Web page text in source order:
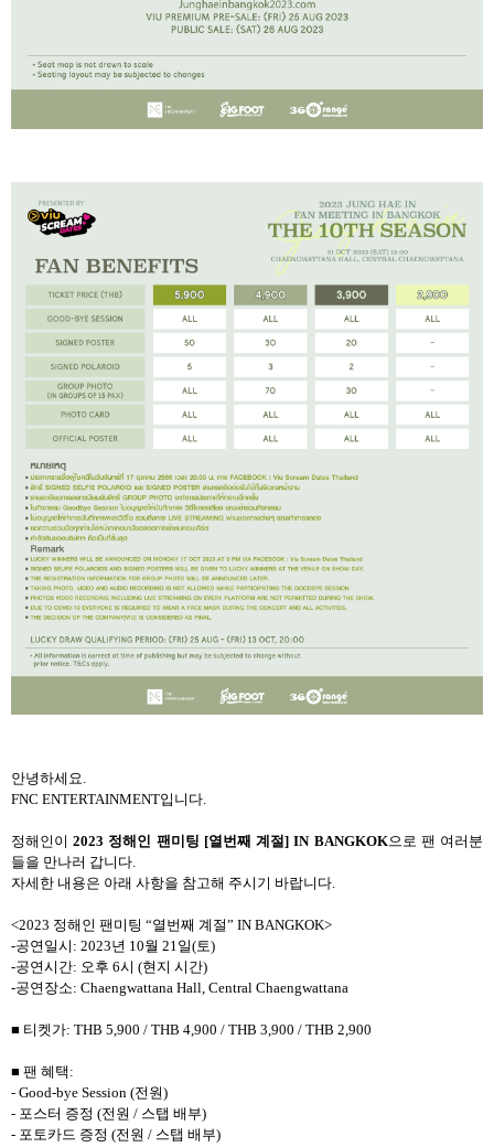
안녕하세요.
FNC ENTERTAINMENT입니다.
정해인이2023 정해인 팬미팅 [열번째 계절] IN BANGKOK으로 팬 여러분
들을 만나러 갑니다.
자세한 내용은 아래 사항을 참고해 주시기 바랍니다.
<2023 정해인 팬미팅 “열번째 계절” IN BANGKOK>
-공연일시: 2023년 10월 21일(토)
-공연시간: 오후 6시 (현지 시간)
-공연장소: Chaengwattana Hall, Central Chaengwattana
■ 티켓가: THB 5,900 / THB 4,900 / THB 3,900 / THB 2,900
■ 팬 혜택:
- Good-bye Session (전원)
- 포스터 증정 (전원 / 스탭 배부)
- 포토카드 증정 (전원 / 스탭 배부)